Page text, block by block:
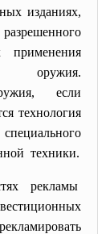
изданиях,
оружия.
если
технология
техники.
рекламы